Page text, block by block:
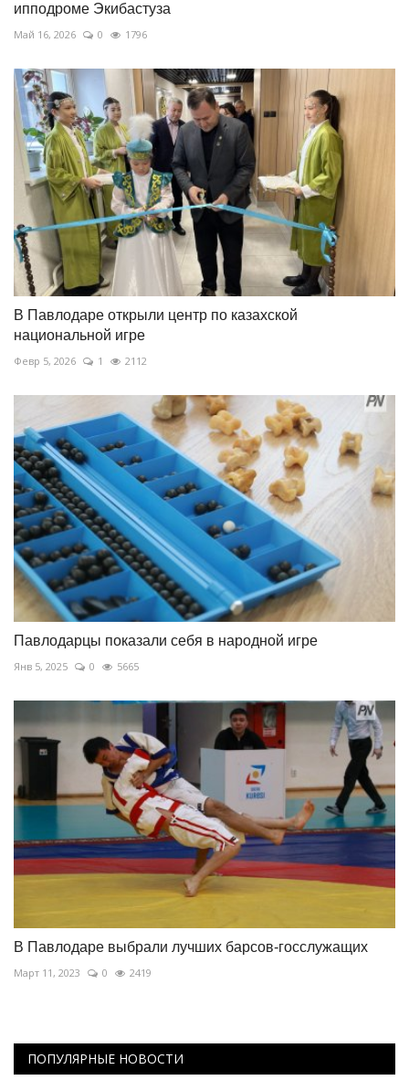
ипподроме Экибастуза
Май 16, 2026 0 1796
В Павлодаре открыли центр по казахской
национальной игре
Февр 5, 2026 1 2112
Павлодарцы показали себя в народной игре
Янв 5, 2025 0 5665
В Павлодаре выбрали лучших барсов-госслужащих
Март 11, 2023 0 2419
ПОПУЛЯРНЫЕ НОВОСТИ